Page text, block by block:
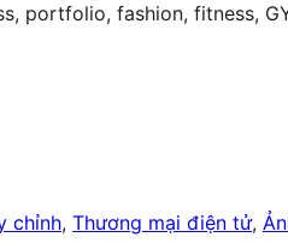
portfolio, fashion, fitness,
chỉnh, Thương mại điện tử,